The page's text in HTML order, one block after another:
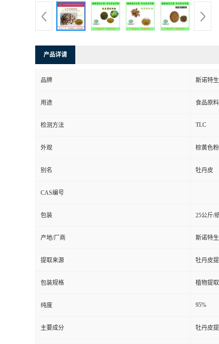
产品详请
品牌 斯诺特
用途 食品原料
检测方法 TLC
外观 棕黄色
别名 牡丹皮
CAS编号
包装 25公斤/
产地/厂商 斯诺特
提取来源 牡丹皮提
包装规格 植物提
纯度 95%
主要成分 牡丹皮提